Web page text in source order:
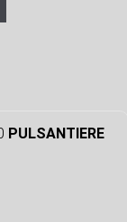
PULSANTIERE